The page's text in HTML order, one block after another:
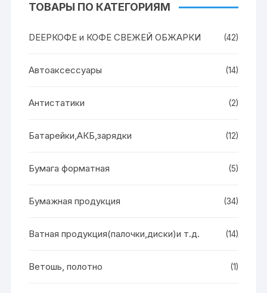
ТОВАРЫ ПО КАТЕГОРИЯМ
DEEPКОФЕ и КОФЕ СВЕЖЕЙ ОБЖАРКИ (42)
Автоаксессуары (14)
Антистатики (2)
Батарейки,АКБ,зарядки (12)
Бумага форматная (5)
Бумажная продукция (34)
Ватная продукция(палочки,диски)и т.д. (14)
Ветошь, полотно (1)